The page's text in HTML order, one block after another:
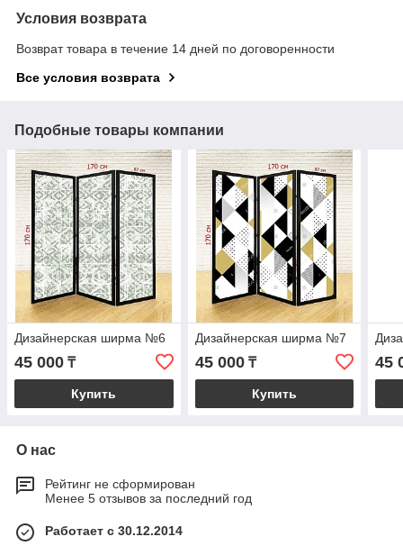
Условия возврата
Возврат товара в течение 14 дней по договоренности
Все условия возврата
Подобные товары компании
Дизайнерская ширма №6
45 000 ₸
Купить
Дизайнерская ширма №7
45 000₸
Купить
45
О нас
Рейтинг не сформирован
Менее 5 отзывов за последний год
Работает с 30.12.2014